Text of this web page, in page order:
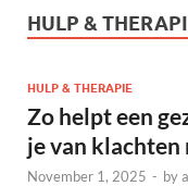
HULP &
HULP & THERAPIE
Zo helpt een
je van klachten
November 1, 2025 - by